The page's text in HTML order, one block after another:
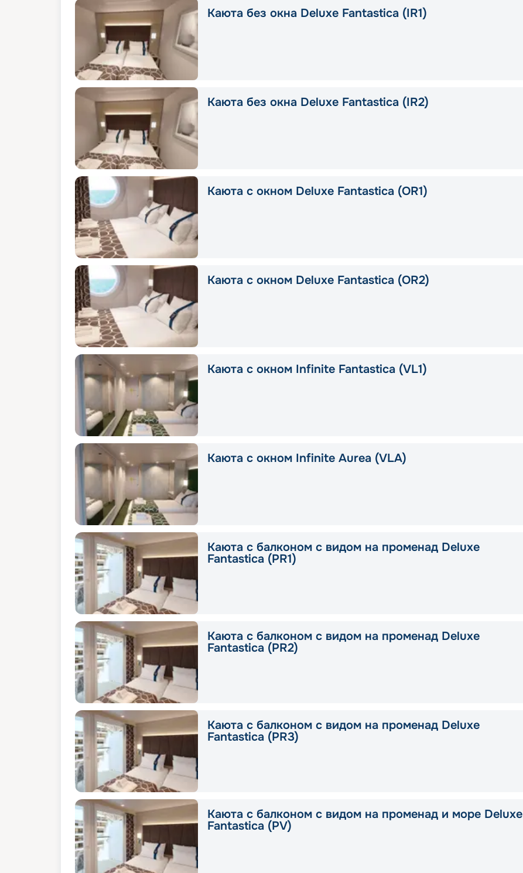
Каюта без окна Deluxe Fantastica (IR1)
Каюта без окна Deluxe Fantastica (IR2)
Каюта с окном Deluxe Fantastica (OR1)
Каюта с окном Deluxe Fantastica (OR2)
Каюта с окном Infinite Fantastica (VL1)
Каюта с окном Infinite Aurea (VLA)
Каюта с балконом с видом на променад Deluxe
Fantastica (PR1)
Каюта с балконом с видом на променад Deluxe
Fantastica (PR2)
Каюта с балконом с видом на променад Deluxe
Fantastica (PR3)
Каюта с балконом с видом на променад и море Deluxe
Fantastica (PV)